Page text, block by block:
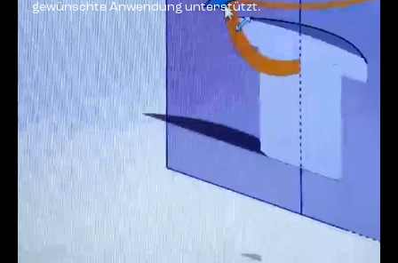
gewünschte Anwendung unterstützt.